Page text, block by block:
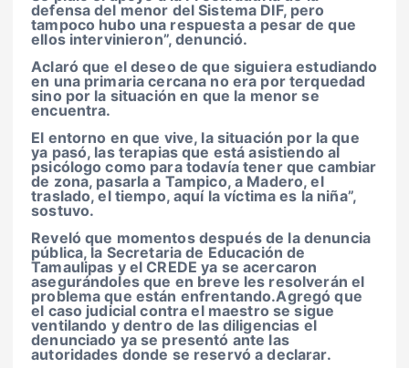
defensa del menor del Sistema DIF, pero
tampoco hubo una respuesta a pesar de que
ellos intervinieron”, denunció.
Aclaró que el deseo de que siguiera estudiando
en una primaria cercana no era por terquedad
sino por la situación en que la menor se
encuentra.
El entorno en que vive, la situación por la que
ya pasó, las terapias que está asistiendo al
psicólogo como para todavía tener que cambiar
de zona, pasarla a Tampico, a Madero, el
traslado, el tiempo, aquí la víctima es la niña”,
sostuvo.
Reveló que momentos después de la denuncia
pública, la Secretaria de Educación de
Tamaulipas y el CREDE ya se acercaron
asegurándoles que en breve les resolverán el
problema que están enfrentando.Agregó que
el caso judicial contra el maestro se sigue
ventilando y dentro de las diligencias el
denunciado ya se presentó ante las
autoridades donde se reservó a declarar.